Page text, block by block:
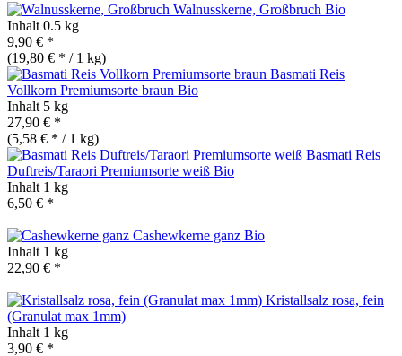
Walnusskerne, Großbruch Bio
Inhalt 0.5 kg
9,90 € *
(19,80 € * / 1 kg)
Basmati Reis
Vollkorn Premiumsorte braun Bio
Inhalt 5 kg
27,90 € *
(5,58 € * / 1 kg)
Basmati Reis
Duftreis/Taraori Premiumsorte weiß Bio
Inhalt 1 kg
6,50 € *
Cashewkerne ganz Bio
Inhalt 1 kg
22,90 € *
Kristallsalz rosa, fein
(Granulat max 1mm)
Inhalt 1 kg
3,90 € *